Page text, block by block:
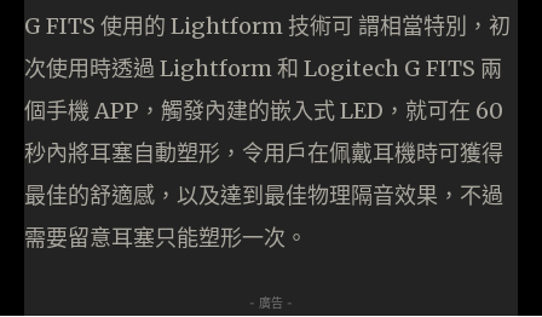
G FITS 使用的 Lightform 技術可 謂相當特別，初
次使用時透過 Lightform 和 Logitech G FITS 兩
個手機 APP，觸發內建的嵌入式 LED，就可在 60
秒內將耳塞自動塑形，令用戶在佩戴耳機時可獲得
最佳的舒適感，以及達到最佳物理隔音效果，不過
需要留意耳塞只能塑形一次。
- 廣告 -